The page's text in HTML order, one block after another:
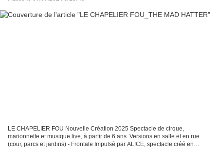
LE CHAPELIER FOU Nouvelle Création 2025 Spectacle de cirque,
marionnette et musique live, à partir de 6 ans. Versions en salle et en rue
(cour, parcs et jardins) - Frontale Impulsé par AL!CE, spectacle créé en